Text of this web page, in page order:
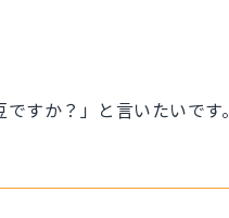
すか？」と言いたいです。